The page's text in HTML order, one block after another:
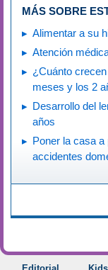
MÁS SOBRE
Alimentar a su
Atención
¿Cuánto
meses y los 2
Desarrollo del
años
Poner la casa
accidentes